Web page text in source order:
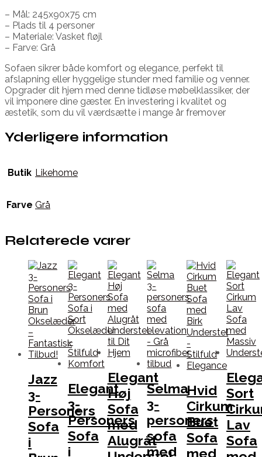
– Mål: 245x90x75 cm
– Plads til 4 personer
– Materiale: Vasket fløjl
– Farve: Grå
Sofaen sikrer både komfort og elegance, perfekt til
afslapning eller hyggelige stunder med familie og venner.
Opgrader dit hjem med denne tidløse møbelklassiker, der
vil imponere dine gæster. En investering i kvalitet og
æstetik, som du vil værdsætte i mange år fremover
Yderligere information
Butik Likehome
Farve Grå
Relaterede varer
Jazz
3-
Personers
Sofa
i
Elegant
3-
Personers
Sofa
i
Elegant
Høj
Sofa
med
Alugråt
Selma
3-
personers
sofa
med
Hvid
Cirkum
Buet
Sofa
med
Sort
Lav
Sofa